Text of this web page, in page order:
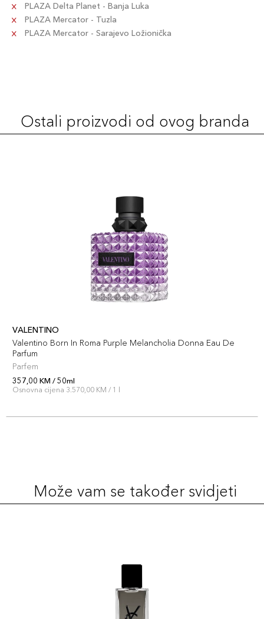
PLAZA Delta Planet - Banja Luka
PLAZA Mercator - Tuzla
PLAZA Mercator - Sarajevo Ložionička
Ostali proizvodi od ovog branda
VALENTINO
Valentino Born In Roma Purple Melancholia Donna Eau De
Parfum
Parfem
357,00 KM / 50ml
Osnovna cijena 3.570,00 KM / 1 l
Može vam se također svidjeti